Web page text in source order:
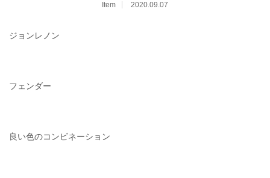
Item 2020.09.07
ジョンレノン
フェンダー
良い色のコンビネーション